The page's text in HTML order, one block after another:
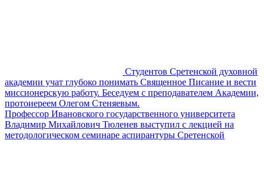
Студентов Сретенской духовной
академии учат глубоко понимать Священное Писание и вести
миссионерскую работу. Беседуем с преподавателем Академии,
протоиереем Олегом Стеняевым.
Профессор Ивановского государственного университета
Владимир Михайлович Тюленев выступил с лекцией на
методологическом семинаре аспирантуры Сретенской